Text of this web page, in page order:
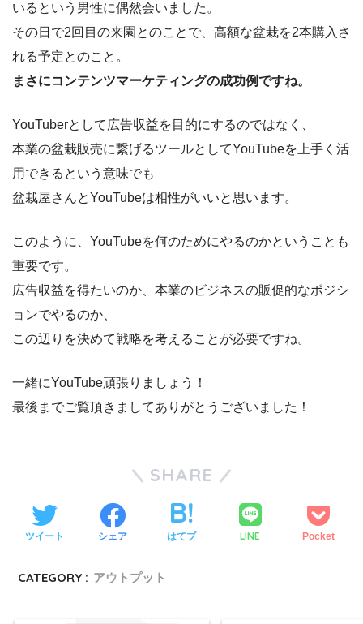
いるという男性に偶然会いました。
その日で2回目の来園とのことで、高額な盆栽を2本購入さ
れる予定とのこと。
まさにコンテンツマーケティングの成功例ですね。
YouTuberとして広告収益を目的にするのではなく、
本業の盆栽販売に繋げるツールとしてYouTubeを上手く活
用できるという意味でも
盆栽屋さんとYouTubeは相性がいいと思います。
このように、YouTubeを何のためにやるのかということも
重要です。
広告収益を得たいのか、本業のビジネスの販促的なポジシ
ョンでやるのか、
この辺りを決めて戦略を考えることが必要ですね。
一緒にYouTube頑張りましょう！
最後までご覧頂きましてありがとうございました！
SHARE
ツイート シェア はてブ LINE Pocket
CATEGORY : アウトプット